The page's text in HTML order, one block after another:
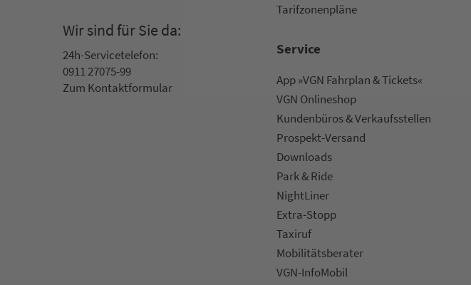
Wir sind für Sie da:
24h-Ser­vice­te­le­fon:
0911 27075-99
Zum Kon­taktformular
Ta­rif­zo­nen­plä­ne
Service
App »VGN Fahrplan & Tickets«
VGN On­line­shop
Kun­den­bü­ros & Ver­kaufs­stel­len
Prospekt-Versand
Downloads
Park & Ride
NightLiner
Extra-Stopp
Taxiruf
Mo­bi­li­täts­be­ra­ter
VGN-InfoMobil